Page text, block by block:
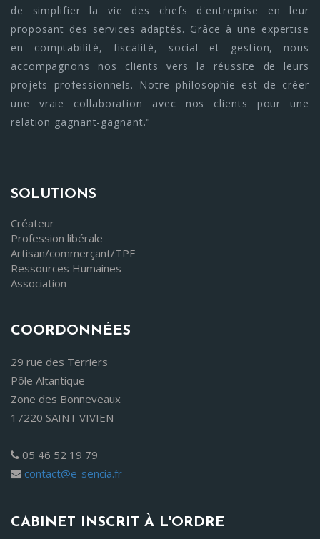
de simplifier la vie des chefs d'entreprise en leur
proposant des services adaptés. Grâce à une expertise
en comptabilité, fiscalité, social et gestion, nous
accompagnons nos clients vers la réussite de leurs
projets professionnels. Notre philosophie est de créer
une vraie collaboration avec nos clients pour une
relation gagnant-gagnant."
SOLUTIONS
Créateur
Profession libérale
Artisan/commerçant/TPE
Ressources Humaines
Association
COORDONNÉES
29 rue des Terriers
Pôle Altantique
Zone des Bonneveaux
17220 SAINT VIVIEN
05 46 52 19 79
contact@e-sencia.fr
CABINET INSCRIT À L'ORDRE